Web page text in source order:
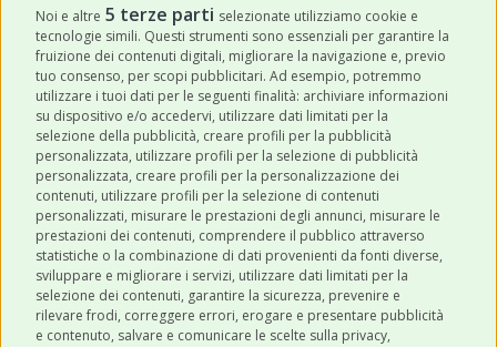
Noi e altre 5 terze parti selezionate utilizziamo cookie e
tecnologie simili. Questi strumenti sono essenziali per garantire la
fruizione dei contenuti digitali, migliorare la navigazione e, previo
tuo consenso, per scopi pubblicitari. Ad esempio, potremmo
utilizzare i tuoi dati per le seguenti finalità: archiviare informazioni
su dispositivo e/o accedervi, utilizzare dati limitati per la
selezione della pubblicità, creare profili per la pubblicità
personalizzata, utilizzare profili per la selezione di pubblicità
personalizzata, creare profili per la personalizzazione dei
contenuti, utilizzare profili per la selezione di contenuti
personalizzati, misurare le prestazioni degli annunci, misurare le
prestazioni dei contenuti, comprendere il pubblico attraverso
statistiche o la combinazione di dati provenienti da fonti diverse,
sviluppare e migliorare i servizi, utilizzare dati limitati per la
selezione dei contenuti, garantire la sicurezza, prevenire e
rilevare frodi, correggere errori, erogare e presentare pubblicità
e contenuto, salvare e comunicare le scelte sulla privacy,
Acconsento a ricevere newsletter,
aggiornamenti e offerte promozionali da
Robinson Pet Shop tramite email.*
ULTIMI POST
CATEGORIE